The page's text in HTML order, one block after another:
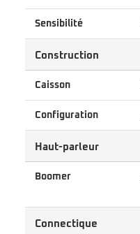
Sensibilité
Construction
Caisson
Configuration
Haut-parleur
Boomer
Connectique